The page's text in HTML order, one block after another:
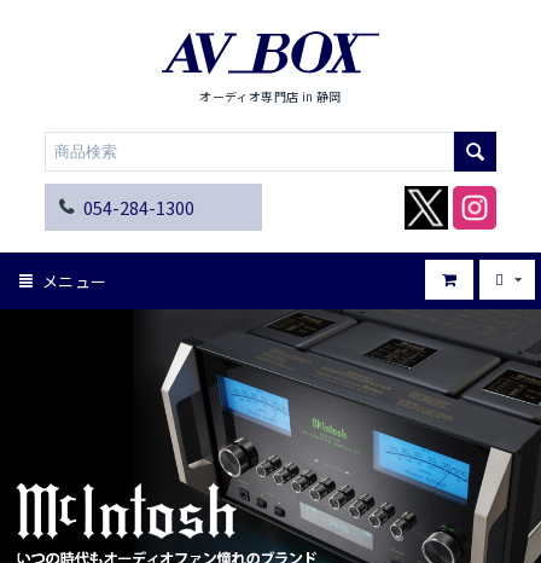
オーディオ専門店 in 静岡
054-284-1300
メニュー